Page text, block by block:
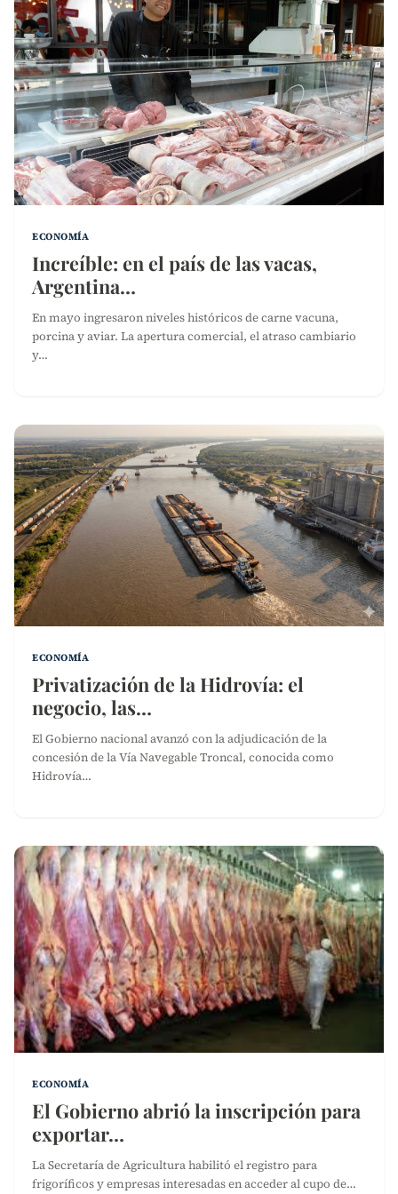
ECONOMÍA
Increíble: en el país de las vacas,
Argentina…
En mayo ingresaron niveles históricos de carne vacuna,
porcina y aviar. La apertura comercial, el atraso cambiario
y…
ECONOMÍA
Privatización de la Hidrovía: el
negocio, las…
El Gobierno nacional avanzó con la adjudicación de la
concesión de la Vía Navegable Troncal, conocida como
Hidrovía…
ECONOMÍA
El Gobierno abrió la inscripción para
exportar…
La Secretaría de Agricultura habilitó el registro para
frigoríficos y empresas interesadas en acceder al cupo de…